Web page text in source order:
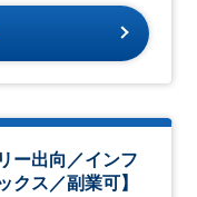
ー出向／インフ
クス／副業可】